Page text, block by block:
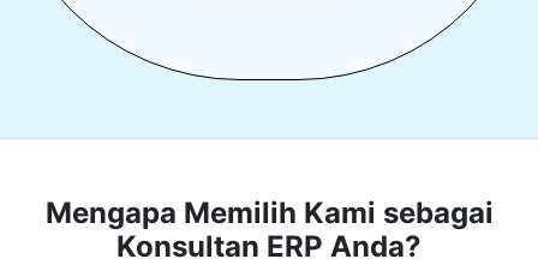
Mengapa Memilih Kami sebagai
Konsultan ERP Anda?